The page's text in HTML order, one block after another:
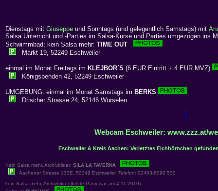
Dienstags mit Giuseppe und Sonntags (und gelegentlich Samstags) mit
Salsa Unterricht und -Parties im Salsa-Kurse und Parties umgezogen ins
Schwimmbad; kein Salsa mehr: TIME OUT
Markt 19, 52249 Eschweiler
einmal im Monat Freitags im KLEJBOR´S (6 EUR Eintritt + 4 EUR MVZ)
Königsbenden 42, 52249 Eschweiler
UMGEBUNG: einmal im Monat Samstags im BERKS
Drischer Strasse 24, 52146 Würselen
Webcam Eschweiler: www.zzz.at/
Eschweiler & Kreis Aachen: Verletztes Eichhörnchen
Kein Salsa mehr, Archivbilder: SILA LA TAVERNA
Aachener Strasse 133E, 52249 Eschweiler, Telefon: 02403-8090 530
kein Salsa mehr, Archivbilder (letzte Party war am 4.11.2010):